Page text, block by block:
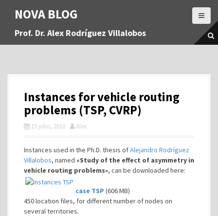
a
NOVA BLOG
Prof. Dr. Alex Rodríguez Villalobos
Instances for vehicle routing
problems (TSP, CVRP)
15 julio, 2010 Alex
Instances used in the Ph.D. thesis ofAlejandro Rodríguez
Villalobos, named «Study of the effect of asymmetry in
vehicle routing problems», can be downloaded here:
case TSP (606 MB)
450 location files, for different number of nodes on
several territories.